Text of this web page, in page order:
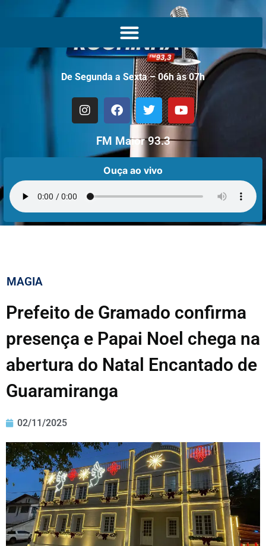
De Segunda a Sexta – 06h às 07h
FM Maior 93.3
Ouça ao vivo
MAGIA
Prefeito de Gramado confirma
presença e Papai Noel chega na
abertura do Natal Encantado de
Guaramiranga
02/11/2025